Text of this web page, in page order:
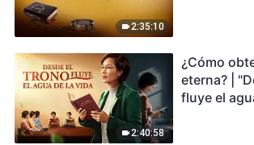
2:35:10
2:40:58
¿Cómo
eterna? |
fluye el